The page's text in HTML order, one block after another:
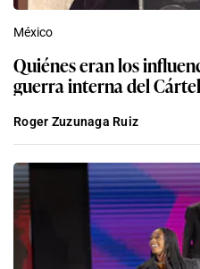
México
Quiénes eran los
guerra interna del
Roger Zuzunaga Ruiz